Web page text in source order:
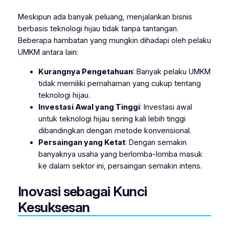
Meskipun ada banyak peluang, menjalankan bisnis
berbasis teknologi hijau tidak tanpa tantangan.
Beberapa hambatan yang mungkin dihadapi oleh pelaku
UMKM antara lain:
Kurangnya Pengetahuan: Banyak pelaku UMKM
tidak memiliki pemahaman yang cukup tentang
teknologi hijau.
Investasi Awal yang Tinggi: Investasi awal
untuk teknologi hijau sering kali lebih tinggi
dibandingkan dengan metode konvensional.
Persaingan yang Ketat: Dengan semakin
banyaknya usaha yang berlomba-lomba masuk
ke dalam sektor ini, persaingan semakin intens.
Inovasi sebagai Kunci
Kesuksesan